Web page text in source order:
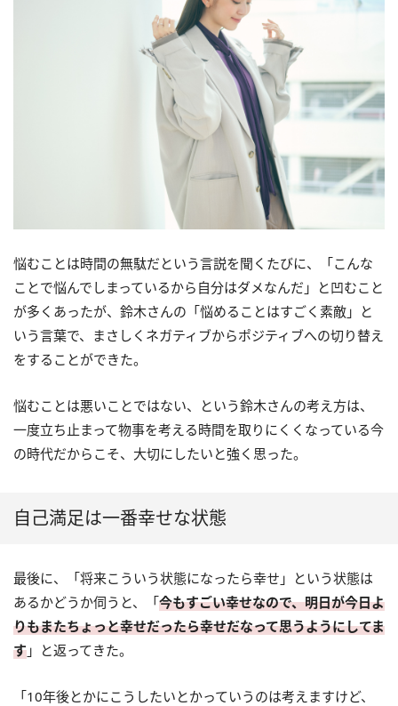
悩むことは時間の無駄だという言説を聞くたびに、「こんな
ことで悩んでしまっているから自分はダメなんだ」と凹むこと
が多くあったが、鈴木さんの「悩めることはすごく素敵」と
いう言葉で、まさしくネガティブからポジティブへの切り替え
をすることができた。
悩むことは悪いことではない、という鈴木さんの考え方は、
一度立ち止まって物事を考える時間を取りにくくなっている今
の時代だからこそ、大切にしたいと強く思った。
自己満足は一番幸せな状態
最後に、「将来こういう状態になったら幸せ」という状態は
あるかどうか伺うと、「今もすごい幸せなので、明日が今日よ
りもまたちょっと幸せだったら幸せだなって思うようにしてま
す 」と返ってきた。
「10年後とかにこうしたいとかっていうのは考えますけど、